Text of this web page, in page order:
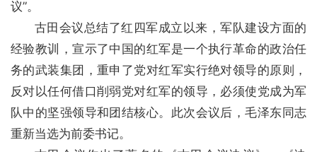
议”。
古田会议总结了红四军成立以来，军队建设方面的
经验教训，宣示了中国的红军是一个执行革命的政治任
务的武装集团，重申了党对红军实行绝对领导的原则，
反对以任何借口削弱党对红军的领导，必须使党成为军
队中的坚强领导和团结核心。此次会议后，毛泽东同志
重新当选为前委书记。